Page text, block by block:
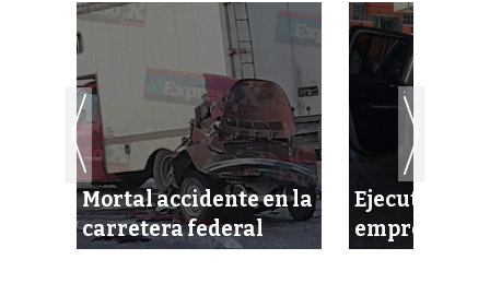
Mortal accidente en la
carretera federal
Ejecutan a
empresario